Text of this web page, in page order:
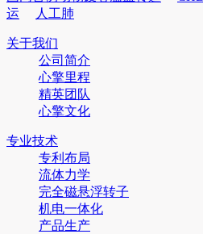
运
人工肺
关于我们
公司简介
心擎里程
精英团队
心擎文化
专业技术
专利布局
流体力学
完全磁悬浮转子
机电一体化
产品生产